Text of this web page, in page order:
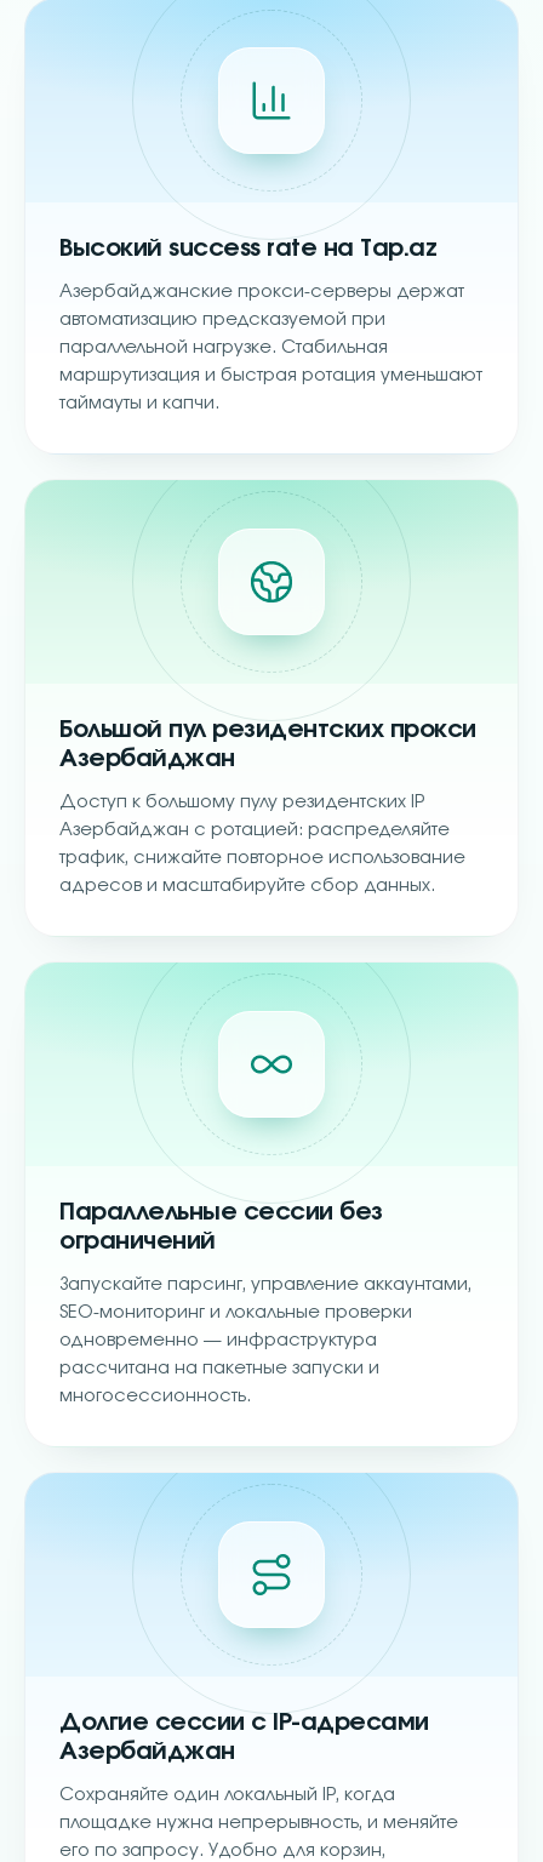
Высокий success rate на Tap.az
Азербайджанские прокси-серверы держат
автоматизацию предсказуемой при
параллельной нагрузке. Стабильная
маршрутизация и быстрая ротация уменьшают
таймауты и капчи.
Большой пул резидентских прокси
Азербайджан
Доступ к большому пулу резидентских IP
Азербайджан с ротацией: распределяйте
трафик, снижайте повторное использование
адресов и масштабируйте сбор данных.
Параллельные сессии без
ограничений
Запускайте парсинг, управление аккаунтами,
SEO-мониторинг и локальные проверки
одновременно — инфраструктура
рассчитана на пакетные запуски и
многосессионность.
Долгие сессии с IP-адресами
Азербайджан
Сохраняйте один локальный IP, когда
площадке нужна непрерывность, и меняйте
его по запросу. Удобно для корзин,